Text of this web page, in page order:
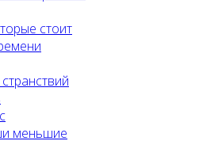
стоит
меньшие